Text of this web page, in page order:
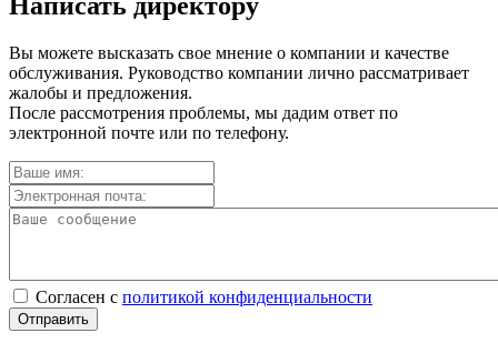
Вы можете высказать свое мнение о компании и качестве
обслуживания. Руководство компании лично рассматривает
жалобы и предложения.
После рассмотрения проблемы, мы дадим ответ по
электронной почте или по телефону.
Согласен с политикой конфиденциальности
Отправить